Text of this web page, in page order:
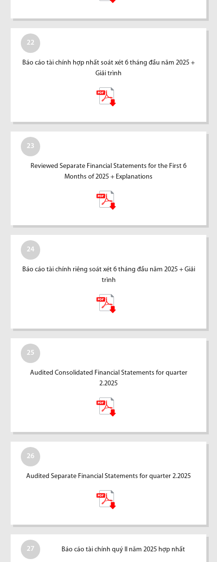
22
Báo cáo tài chính hợp nhất soát xét 6 tháng đầu năm 2025 +
Giải trình
23
Reviewed Separate Financial Statements for the First 6
Months of 2025 + Explanations
24
Báo cáo tài chính riêng soát xét 6 tháng đầu năm 2025 + Giải
trình
25
Audited Consolidated Financial Statements for quarter
2.2025
26
Audited Separate Financial Statements for quarter 2.2025
27 Báo cáo tài chính quý II năm 2025 hợp nhất